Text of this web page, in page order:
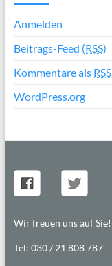
Anmelden
Beitrags-Feed (RSS)
Kommentare als RSS
WordPress.org
Wir freuen uns auf Sie!
Tel: 030 / 21 808 787